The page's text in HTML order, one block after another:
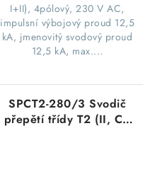
I+II), 4pólový, 230 V AC,
impulsní výbojový proud 12,5
kA, jmenovitý svodový proud
12,5 kA, max....
SPCT2-280/3 Svodič
přepětí třídy T2 (II, C),